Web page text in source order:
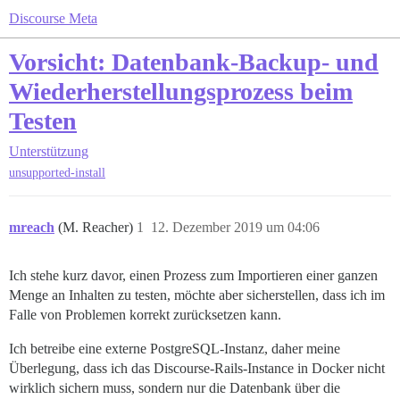
Discourse Meta
Vorsicht: Datenbank-Backup- und
Wiederherstellungsprozess beim
Testen
Unterstützung
unsupported-install
mreach (M. Reacher) 12. Dezember 2019 um 04:06
1
Ich stehe kurz davor, einen Prozess zum Importieren einer ganzen
Menge an Inhalten zu testen, möchte aber sicherstellen, dass ich im
Falle von Problemen korrekt zurücksetzen kann.
Ich betreibe eine externe PostgreSQL-Instanz, daher meine
Überlegung, dass ich das Discourse-Rails-Instance in Docker nicht
wirklich sichern muss, sondern nur die Datenbank über die